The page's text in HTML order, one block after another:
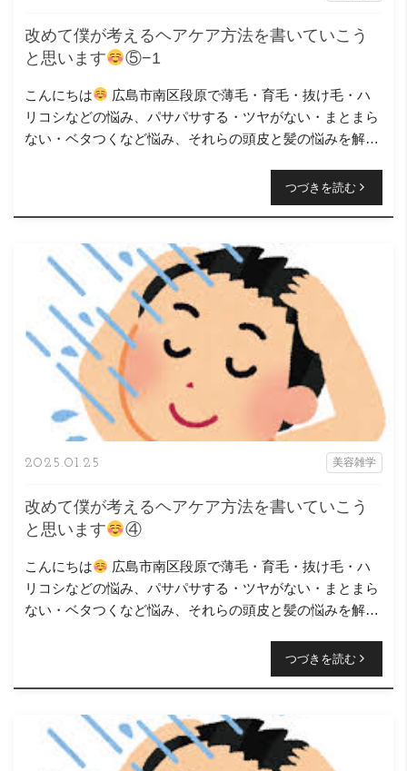
改めて僕が考えるヘアケア方法を書いていこう
と思います
⑤−1
こんにちは
広島市南区段原で薄毛・育毛・抜け毛・ハ
リコシなどの悩み、パサパサする・ツヤがない・まとまら
ない・ベタつくなど悩み、それらの頭皮と髪の悩みを解決
つづきを読む
改めて僕が考えるヘアケア方法を書いていこう
と思います
④
2025.01.25 美容雑学
こんにちは
広島市南区段原で薄毛・育毛・抜け毛・ハ
リコシなどの悩み、パサパサする・ツヤがない・まとまら
ない・ベタつくなど悩み、それらの頭皮と髪の悩みを解決
つづきを読む